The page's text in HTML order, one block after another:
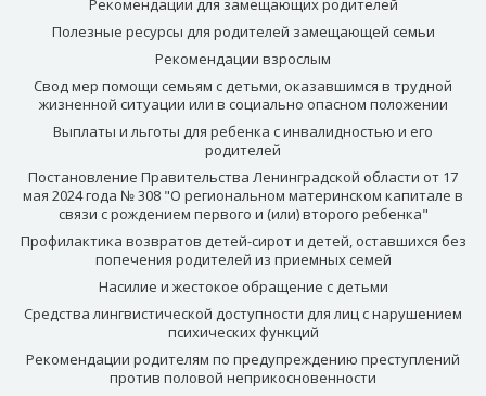
Полезные ресурсы для родителей замещающей семьи
Рекомендации взрослым
Свод мер помощи семьям с детьми, оказавшимся в трудной
жизненной ситуации или в социально опасном положении
Выплаты и льготы для ребенка с инвалидностью и его
родителей
Постановление Правительства Ленинградской области от 17
мая 2024 года № 308 "О региональном материнском капитале в
связи с рождением первого и (или) второго ребенка"
Профилактика возвратов детей-сирот и детей, оставшихся без
попечения родителей из приемных семей
Насилие и жестокое обращение с детьми
Средства лингвистической доступности для лиц с нарушением
психических функций
Рекомендации родителям по предупреждению преступлений
против половой неприкосновенности